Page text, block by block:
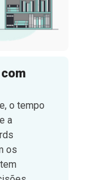
o tempo
a
os